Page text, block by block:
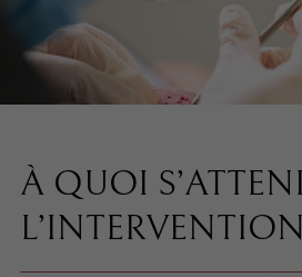
À QUOI